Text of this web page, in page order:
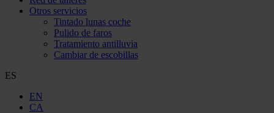
Otros servicios
Tintado lunas coche
Pulido de faros
Tratamiento antilluvia
Cambiar de escobillas
ES
EN
CA